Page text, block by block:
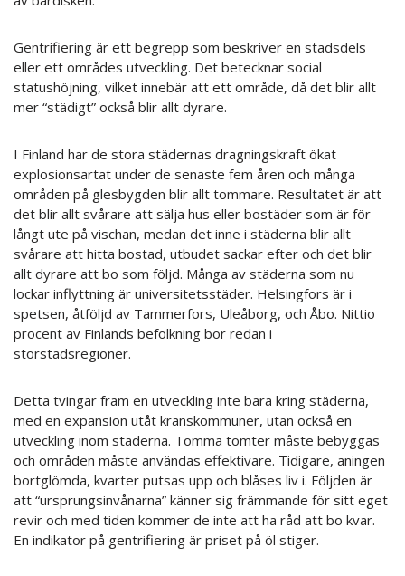
Gentrifiering är ett begrepp som beskriver en stadsdels
eller ett områdes utveckling. Det betecknar social
statushöjning, vilket innebär att ett område, då det blir allt
mer “städigt” också blir allt dyrare.
I Finland har de stora städernas dragningskraft ökat
explosionsartat under de senaste fem åren och många
områden på glesbygden blir allt tommare. Resultatet är att
det blir allt svårare att sälja hus eller bostäder som är för
långt ute på vischan, medan det inne i städerna blir allt
svårare att hitta bostad, utbudet sackar efter och det blir
allt dyrare att bo som följd. Många av städerna som nu
lockar inflyttning är universitetsstäder. Helsingfors är i
spetsen, åtföljd av Tammerfors, Uleåborg, och Åbo. Nittio
procent av Finlands befolkning bor redan i
storstadsregioner.
Detta tvingar fram en utveckling inte bara kring städerna,
med en expansion utåt kranskommuner, utan också en
utveckling inom städerna. Tomma tomter måste bebyggas
och områden måste användas effektivare. Tidigare, aningen
bortglömda, kvarter putsas upp och blåses liv i. Följden är
att “ursprungsinvånarna” känner sig främmande för sitt eget
revir och med tiden kommer de inte att ha råd att bo kvar.
En indikator på gentrifiering är priset på öl stiger.